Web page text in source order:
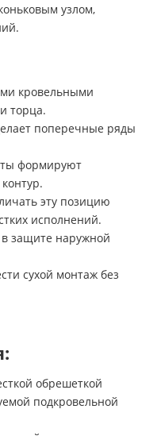
узлом,
кровельными
торца.
поперечные ряды
формируют
эту позицию
исполнений.
защите наружной
сухой монтаж без
обрешеткой
подкровельной